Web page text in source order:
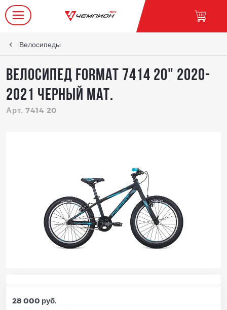
Велосипеды
Велосипед FORMAT 7414 20" 2020-
2021 черный мат.
Арт. 7414 20
28 000 руб.